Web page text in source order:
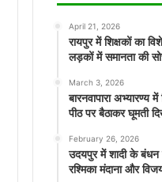
April 21, 2026
रायपुर में शिक्षकों का
लड़कों में समानता की
March 3, 2026
बारनवापारा अभ्यारण्य
पीठ पर बैठाकर घूमती
February 26, 2026
उदयपुर में शादी के बंधन
रश्मिका मंदाना और